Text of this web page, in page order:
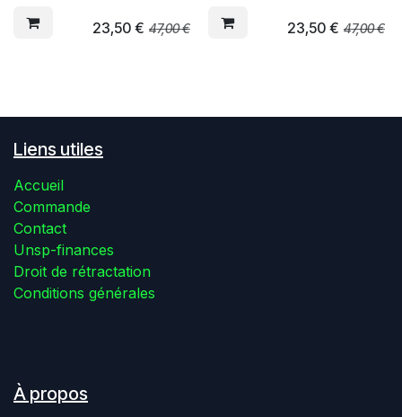
23,50€ 47,00€ 23,50€ 47,00€
Liens utiles
Accueil
Commande
Contact
Unsp-finances
Droit de rétractation
Conditions générales
À propos